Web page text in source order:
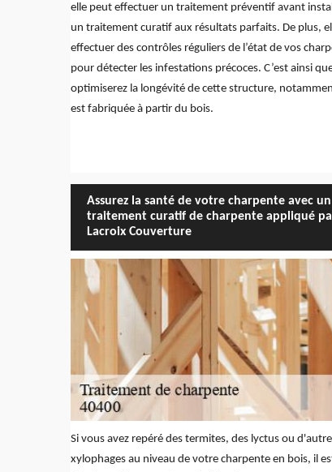
elle peut effectuer un traitement préventif avant
un traitement curatif aux résultats parfaits. De plus,
effectuer des contrôles réguliers de l’état de vos
pour détecter les infestations précoces. C’est ainsi
optimiserez la longévité de cette structure,
est fabriquée à partir du bois.
Assurez la santé de votre charpente avec un
traitement curatif de charpente appliqué
Lacroix Couverture
Si vous avez repéré des termites, des lyctus ou
xylophages au niveau de votre charpente en bois, il